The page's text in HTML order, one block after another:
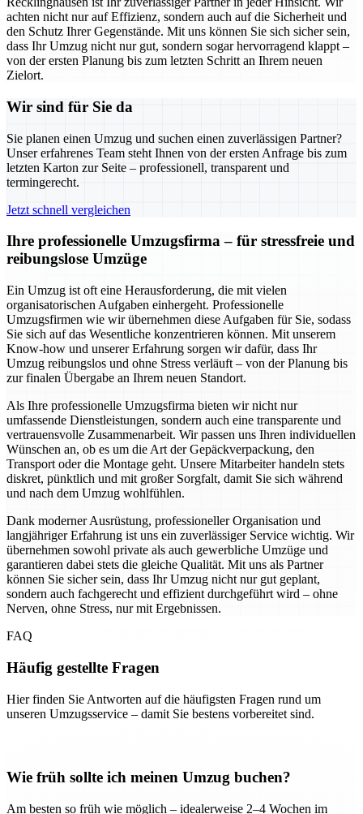
achten nicht nur auf Effizienz, sondern auch auf die Sicherheit und
den Schutz Ihrer Gegenstände. Mit uns können Sie sich sicher sein,
dass Ihr Umzug nicht nur gut, sondern sogar hervorragend klappt –
von der ersten Planung bis zum letzten Schritt an Ihrem neuen
Zielort.
Wir sind für Sie da
Sie planen einen Umzug und suchen einen zuverlässigen Partner?
Unser erfahrenes Team steht Ihnen von der ersten Anfrage bis zum
letzten Karton zur Seite – professionell, transparent und
termingerecht.
Jetzt schnell vergleichen
Ihre professionelle Umzugsfirma – für stressfreie und
reibungslose Umzüge
Ein Umzug ist oft eine Herausforderung, die mit vielen
organisatorischen Aufgaben einhergeht. Professionelle
Umzugsfirmen wie wir übernehmen diese Aufgaben für Sie, sodass
Sie sich auf das Wesentliche konzentrieren können. Mit unserem
Know-how und unserer Erfahrung sorgen wir dafür, dass Ihr
Umzug reibungslos und ohne Stress verläuft – von der Planung bis
zur finalen Übergabe an Ihrem neuen Standort.
Als Ihre professionelle Umzugsfirma bieten wir nicht nur
umfassende Dienstleistungen, sondern auch eine transparente und
vertrauensvolle Zusammenarbeit. Wir passen uns Ihren individuellen
Wünschen an, ob es um die Art der Gepäckverpackung, den
Transport oder die Montage geht. Unsere Mitarbeiter handeln stets
diskret, pünktlich und mit großer Sorgfalt, damit Sie sich während
und nach dem Umzug wohlfühlen.
Dank moderner Ausrüstung, professioneller Organisation und
langjähriger Erfahrung ist uns ein zuverlässiger Service wichtig. Wir
übernehmen sowohl private als auch gewerbliche Umzüge und
garantieren dabei stets die gleiche Qualität. Mit uns als Partner
können Sie sicher sein, dass Ihr Umzug nicht nur gut geplant,
sondern auch fachgerecht und effizient durchgeführt wird – ohne
Nerven, ohne Stress, nur mit Ergebnissen.
FAQ
Häufig gestellte Fragen
Hier finden Sie Antworten auf die häufigsten Fragen rund um
unseren Umzugsservice – damit Sie bestens vorbereitet sind.
Wie früh sollte ich meinen Umzug buchen?
Am besten so früh wie möglich – idealerweise 2–4 Wochen im